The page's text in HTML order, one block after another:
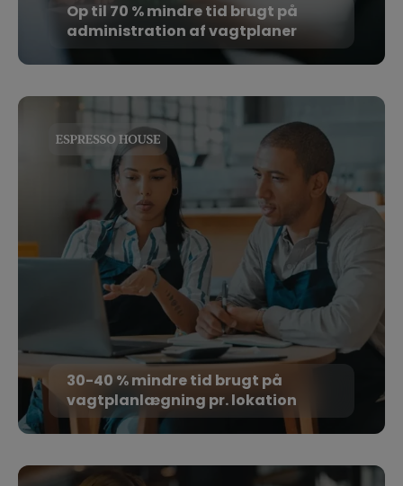
Op til 70 % mindre tid brugt på
administration af vagtplaner
30-40 % mindre tid brugt på
vagtplanlægning pr. lokation